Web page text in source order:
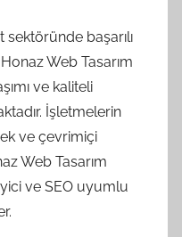
başarılı
Web Tasarım
ve kaliteli
İşletmelerin
ve çevrimiçi
Web Tasarım
ve SEO uyumlu